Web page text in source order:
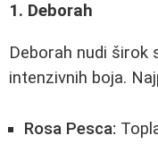
1. Deborah
Deborah nudi širok
intenzivnih boja.
Rosa Pesca: